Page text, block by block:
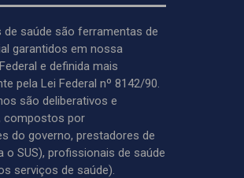
de saúde são ferramentas de
garantidos em nossa
e definida mais
pela Lei Federal nº 8142/90.
são deliberativos e
compostos por
do governo, prestadores de
o SUS), profissionais de saúde
serviços de saúde).